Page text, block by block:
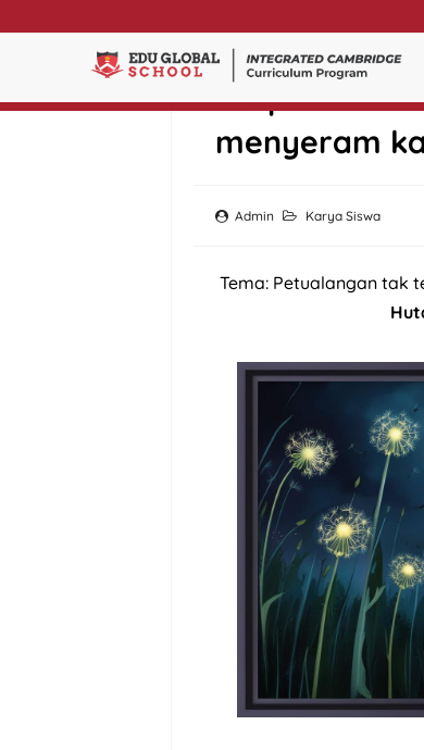
Cerpen Anak
menyeram
Admin Karya Siswa
Tema: Petualangan tak